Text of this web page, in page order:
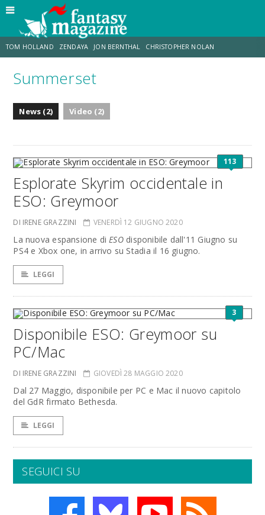
TOM HOLLAND ZENDAYA JON BERNTHAL CHRISTOPHER NOLAN
STRANIMONDI LUCCA COMICS & GAMES
Summerset
News (2) Video (2)
113
Esplorate Skyrim occidentale in
ESO: Greymoor
DI IRENE GRAZZINI VENERDÌ 12 GIUGNO 2020
La nuova espansione diESOdisponibile dall'11 Giugno su
PS4 e Xbox one, in arrivo su Stadia il 16 giugno.
LEGGI
3
Disponibile ESO: Greymoor su
PC/Mac
DI IRENE GRAZZINI GIOVEDÌ 28 MAGGIO 2020
Dal 27 Maggio, disponibile per PC e Mac il nuovo capitolo
del GdR firmato Bethesda.
LEGGI
SEGUICI SU